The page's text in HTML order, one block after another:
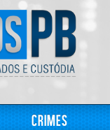
Crimes